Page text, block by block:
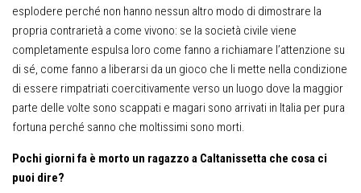
esplodere perché non hanno nessun altro modo di dimostrare la
propria contrarietà a come vivono: se la società civile viene
completamente espulsa loro come fanno a richiamare l’attenzione su
di sé, come fanno a liberarsi da un gioco che li mette nella condizione
di essere rimpatriati coercitivamente verso un luogo dove la maggior
parte delle volte sono scappati e magari sono arrivati in Italia per pura
fortuna perché sanno che moltissimi sono morti.
Pochi giorni fa è morto un ragazzo a Caltanissetta che cosa ci
puoi dire?